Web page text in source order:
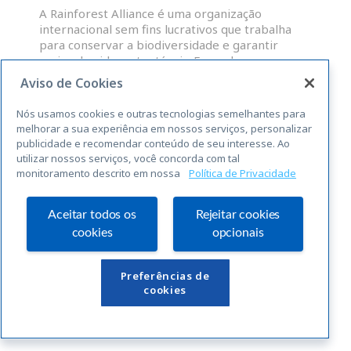
A Rainforest Alliance é uma organização
internacional sem fins lucrativos que trabalha
para conservar a biodiversidade e garantir
meios de vida sustentáveis. Fazendas,
administradores de grupos e OP que atendam às
normas abrangentes da RAS para a
sustentabilidade, são elegíveis para uma licença
para o uso do selo Rainforest Alliance
LEIA MAIS »
« Anterior Seguinte »
Links Úteis
Aviso de Cookies
Nós usamos cookies e outras tecnologias semelhantes para
melhorar a sua experiência em nossos serviços, personalizar
publicidade e recomendar conteúdo de seu interesse. Ao
utilizar nossos serviços, você concorda com tal
monitoramento descrito em nossa
Política de Privacidade
Aceitar todos os
cookies
Rejeitar cookies
opcionais
Preferências de
cookies